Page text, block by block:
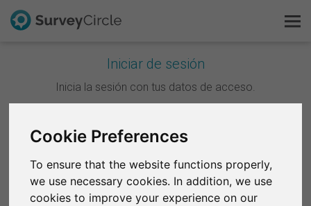
Cookie Preferences
To ensure that the website functions properly,
we use necessary cookies. In addition, we use
cookies to improve your experience on our
Iniciar de sesión
Inicia la sesión con tus datos de acceso.
Continuar con Google
Continuar con Facebook
Esto es SurveyCircle
FAQ